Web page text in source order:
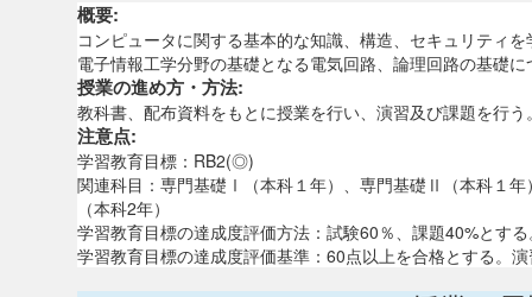
概要:
コンピュータに関する基本的な知識、構造、セキュリティを
電子情報工学分野の基礎となる電気回路、論理回路の基礎
授業の進め方・方法:
教科書、配布資料をもとに授業を行い、演習及び課題を行う
注意点:
学習教育目標：RB2(◎)
関連科目：専門基礎Ⅰ（本科１年）、専門基礎Ⅱ（本科１
（本科2年）
学習教育目標の達成度評価方法：試験60％、課題40%とす
学習教育目標の達成度評価基準：60点以上を合格とする。